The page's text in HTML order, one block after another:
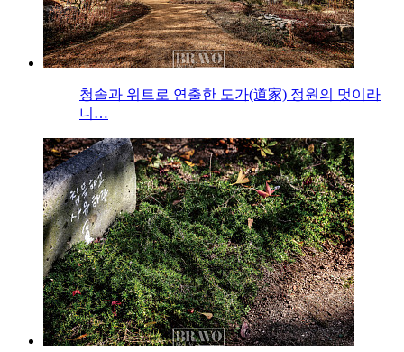
청솔과 위트로 연출한 도가(道家) 정원의 멋이라
니…